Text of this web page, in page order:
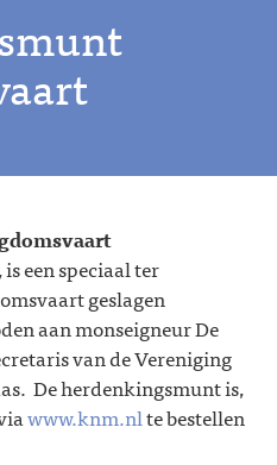
een speciaal ter
geslagen
aan monseigneur De
van de Vereniging
De herdenkingsmunt is,
www.knm.nlte bestellen